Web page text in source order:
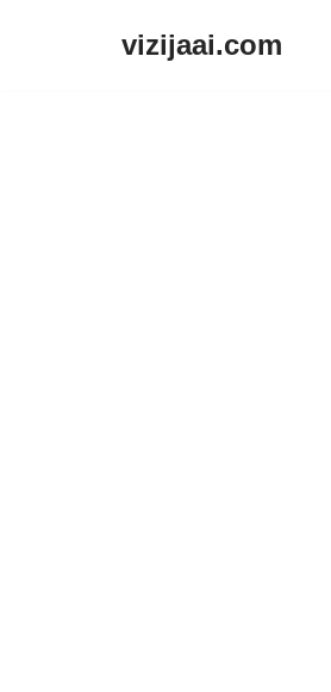
vizijaai.com